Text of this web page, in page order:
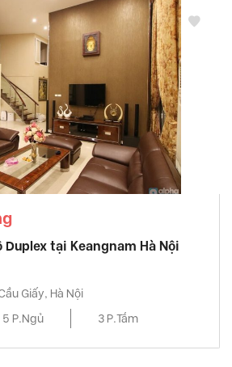
Duplex tại Keangnam Hà Nội
Giấy, Hà Nội
5 P.Ngủ 3 P.Tắm